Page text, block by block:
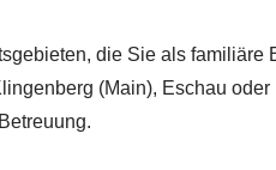
die Sie als
(Main), Eschau